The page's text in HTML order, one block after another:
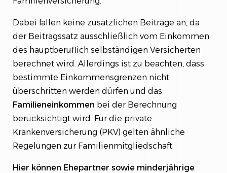
Dabei fallen keine zusätzlichen Beiträge an, da
der Beitragssatz ausschließlich vom Einkommen
des hauptberuflich selbständigen Versicherten
berechnet wird. Allerdings ist zu beachten, dass
bestimmte Einkommensgrenzen nicht
überschritten werden dürfen und das
Familieneinkommen bei der Berechnung
berücksichtigt wird. Für die private
Krankenversicherung (PKV) gelten ähnliche
Regelungen zur Familienmitgliedschaft.
Hier können Ehepartner sowie minderjährige